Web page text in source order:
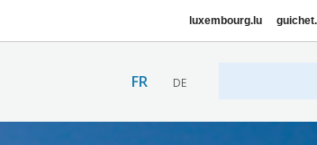
luxembourg.lu
FR DE